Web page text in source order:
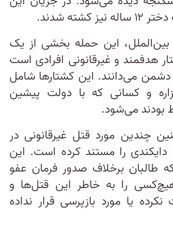
شدند.
بین‌الملل، این حمله بخشی از یک
هدفمند و غیرقانونی افرادی است
دشمن می‌دانند. این کشتارها شامل
و کسانی که با دولت پیشین
بودند می‌شود.
چندین مورد قتل‌ غیرقانونی در
را مستند کرده است. این
طالبان برخلاف صدور فرمان عفو
را به خاطر این قتل‌ها و
یا مورد بازپرسی قرار نداده